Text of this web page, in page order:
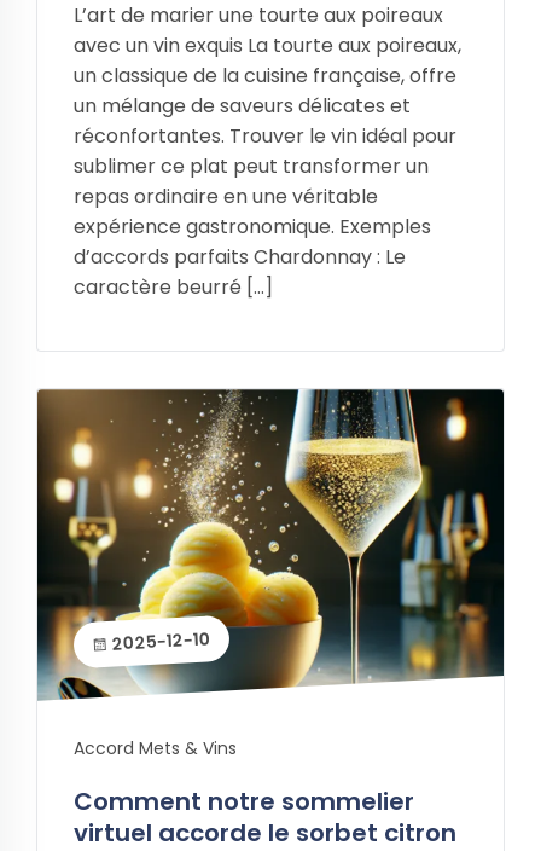
L’art de marier une tourte aux poireaux
avec un vin exquis La tourte aux poireaux,
un classique de la cuisine française, offre
un mélange de saveurs délicates et
réconfortantes. Trouver le vin idéal pour
sublimer ce plat peut transformer un
repas ordinaire en une véritable
expérience gastronomique. Exemples
d’accords parfaits Chardonnay : Le
caractère beurré […]
2025-12-10
Accord Mets & Vins
Comment notre sommelier
virtuel accorde le sorbet citron